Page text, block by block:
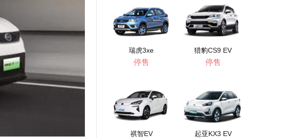
瑞虎3xe
停售
猎豹CS9 EV
停售
祺智EV 起亚KX3 EV